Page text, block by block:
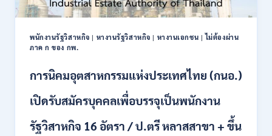
พนักงานรัฐวิสาหกิจ | หางานรัฐวิสาหกิจ | หางานเอกชน |ไม่ต้องผ่าน
ภาค ก ของ กพ.
การนิคมอุตสาหกรรมแห่งประเทศไทย (กนอ.)
เปิดรับสมัครบุคคลเพื่อบรรจุเป็นพนักงาน
รัฐวิสาหกิจ 16 อัตรา / ป.ตรี หลาสสาขา + ขึ้น